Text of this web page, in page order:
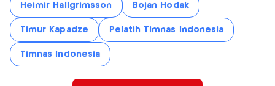
Heimir Hallgrimsson Bojan Hodak
Timur Kapadze Pelatih Timnas Indonesia
Timnas Indonesia